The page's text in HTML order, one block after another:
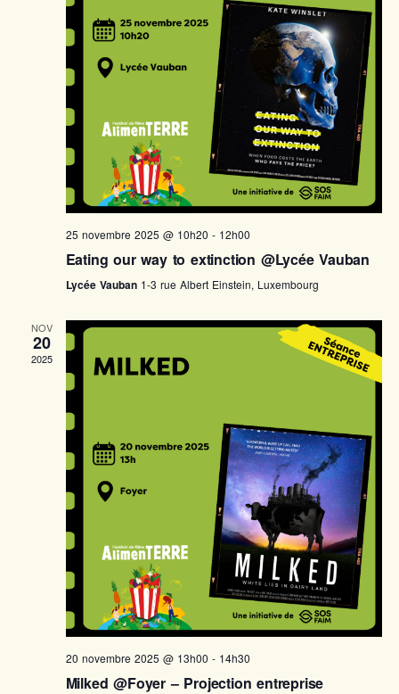
25 novembre 2025 @ 10h20 - 12h00
Eating our way to extinction @Lycée Vauban
Lycée Vauban 1-3 rue Albert Einstein, Luxembourg
NOV
20
2025
20 novembre 2025 @ 13h00 - 14h30
Milked @Foyer – Projection entreprise